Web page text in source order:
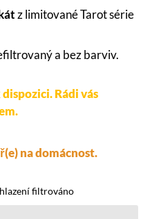
z limitované Tarot série
a bez barviv.
Rádi vás
na domácnost.
filtrováno